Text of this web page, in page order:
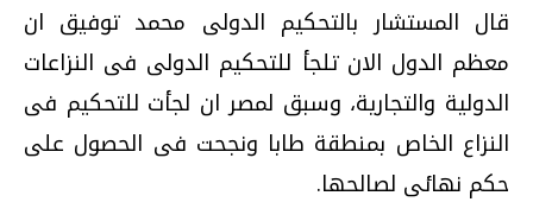
قال المستشار بالتحكيم الدولى محمد توفيق ان
معظم الدول الان تلجأ للتحكيم الدولى فى النزاعات
الدولية والتجارية، وسبق لمصر ان لجأت للتحكيم فى
النزاع الخاص بمنطقة طابا ونجحت فى الحصول على
حكم نهائى لصالحها.